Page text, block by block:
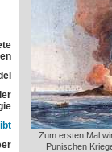
Zum ersten Mal
Punischen